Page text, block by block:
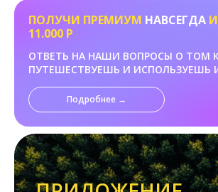
ПОЛУЧИ ПРЕМИУМ НАВСЕГДА
11.000 Р
ОТВЕТЬ НА НАШИ ВОПРОСЫ О ТОМ
ПУТЕШЕСТВУЕШЬ И ИСПОЛЬЗУЕШЬ
Подробнее →